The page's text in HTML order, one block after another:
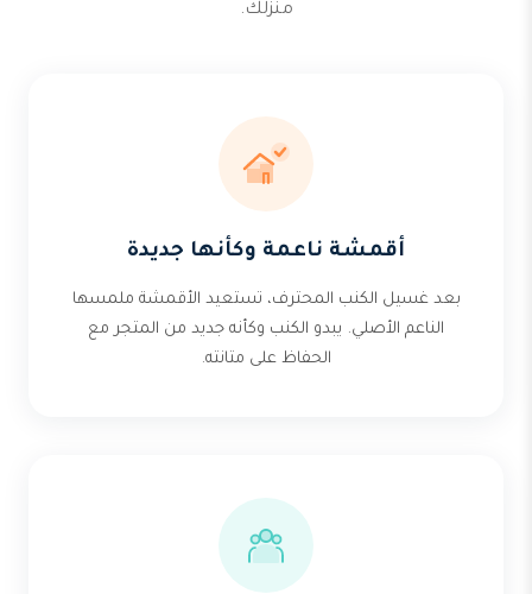
منزلك.
أقمشة ناعمة وكأنها جديدة
بعد غسيل الكنب المحترف، تستعيد الأقمشة ملمسها
الناعم الأصلي. يبدو الكنب وكأنه جديد من المتجر مع
الحفاظ على متانته.